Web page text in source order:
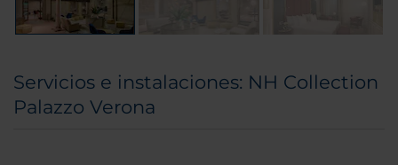
Servicios e instalaciones: NH Collection
Palazzo Verona